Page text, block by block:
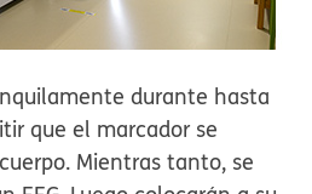
durante hasta
que el marcador se
Mientras tanto, se